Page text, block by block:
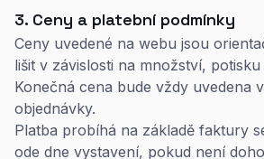
3. Ceny a platební podmínky
Ceny uvedené na webu jsou
lišit v závislosti na množství,
Konečná cena bude vždy uvedena
objednávky.
Platba probíhá na základě faktury
ode dne vystavení, pokud není